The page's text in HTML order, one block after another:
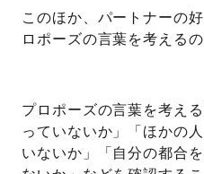
このほか、パートナーの
ロポーズの言葉を考える
プロポーズの言葉を考え
っていないか」「ほかの
いないか」「自分の都合